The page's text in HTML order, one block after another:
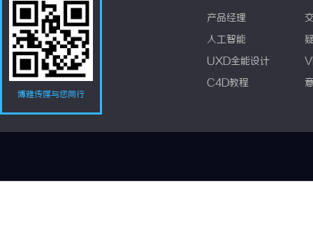
博雅传媒与您同行
产品经理
人工智能
UXD全能设计
C4D教程